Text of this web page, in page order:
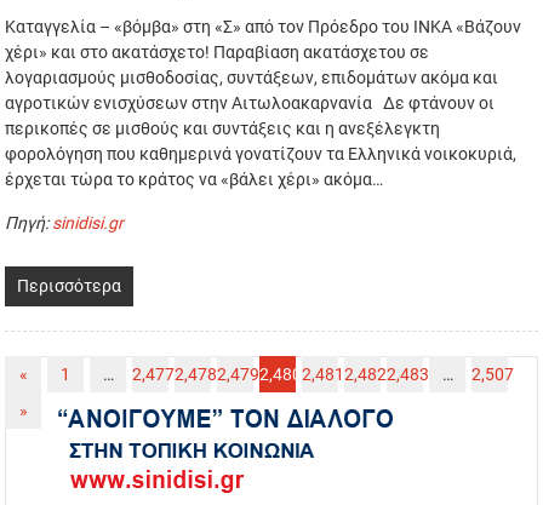
Καταγγελία – «βόμβα» στη «Σ» από τον Πρόεδρο του ΙΝΚΑ «Βάζουν
χέρι» και στο ακατάσχετο! Παραβίαση ακατάσχετου σε
λογαριασμούς μισθοδοσίας, συντάξεων, επιδομάτων ακόμα και
αγροτικών ενισχύσεων στην Αιτωλοακαρνανία Δε φτάνουν οι
περικοπές σε μισθούς και συντάξεις και η ανεξέλεγκτη
φορολόγηση που καθημερινά γονατίζουν τα Ελληνικά νοικοκυριά,
έρχεται τώρα το κράτος να «βάλει χέρι» ακόμα…
Πηγή:sinidisi.gr
Περισσότερα
« 1 … 2,4772,4782,4792,4802,4812,4822,483 …
2,507
»